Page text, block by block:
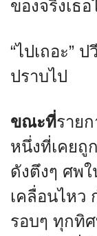
ของจริงเธ
“ไปเถอะ”
ปราบไป
ขณะที่ราย
หนึ่งที่เคยถู
ดังตึงๆ ศพ
เคลื่อนไหว
รอบๆ ทุกทิศ